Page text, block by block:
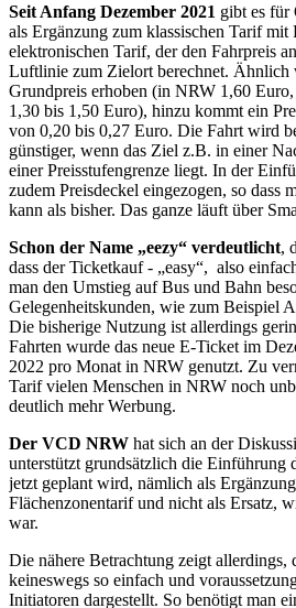
Seit Anfang Dezember 2021 gibt es
als Ergänzung zum klassischen Tarif mit
elektronischen Tarif, der den Fahrpreis
Luftlinie zum Zielort berechnet. Ähnlich
Grundpreis erhoben (in NRW 1,60
1,30 bis 1,50 Euro), hinzu kommt ein
von 0,20 bis 0,27 Euro. Die Fahrt wird
günstiger, wenn das Ziel z.B. in einer
einer Preisstufengrenze liegt. In der
zudem Preisdeckel eingezogen, so dass
kann als bisher. Das ganze läuft über
Schon der Name „eezy“ verdeutlicht,
dass der Ticketkauf - „easy“, also
man den Umstieg auf Bus und Bahn
Gelegenheitskunden, wie zum Beispiel
Die bisherige Nutzung ist allerdings
Fahrten wurde das neue E-Ticket im
2022 pro Monat in NRW genutzt. Zu
Tarif vielen Menschen in NRW noch
deutlich mehr Werbung.
Der VCD NRW hat sich an der
unterstützt grundsätzlich die Einführung
jetzt geplant wird, nämlich als
Flächenzonentarif und nicht als Ersatz,
war.
Die nähere Betrachtung zeigt allerdings,
keineswegs so einfach und
Initiatoren dargestellt. So benötigt man